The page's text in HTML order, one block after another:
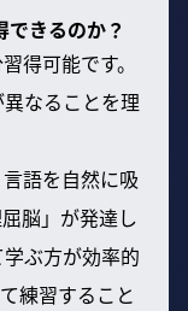
きるのか？
得可能です。
なることを理
語を自然に吸
脳」が発達し
ぶ方が効率的
練習すること